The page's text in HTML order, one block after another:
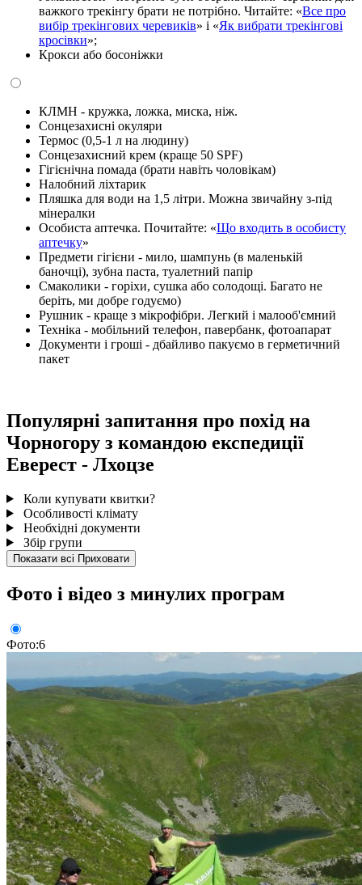
важкого трекінгу брати не потрібно. Читайте: «Все про
вибір трекінгових черевиків» і «Як вибрати трекінгові
кросівки»;
Крокси або босоніжки
КЛМН - кружка, ложка, миска, ніж.
Сонцезахисні окуляри
Термос (0,5-1 л на людину)
Сонцезахисний крем (краще 50 SPF)
Гігієнічна помада (брати навіть чоловікам)
Налобний ліхтарик
Пляшка для води на 1,5 літри. Можна звичайну з-під
мінералки
Особиста аптечка. Почитайте: «Що входить в особисту
аптечку»
Предмети гігієни - мило, шампунь (в маленькій
баночці), зубна паста, туалетний папір
Смаколики - горіхи, сушка або солодощі. Багато не
беріть, ми добре годуємо)
Рушник - краще з мікрофібри. Легкий і малооб'ємний
Техніка - мобільний телефон, павербанк, фотоапарат
Документи і гроші - дбайливо пакуємо в герметичний
пакет
Популярні запитання про похід на
Чорногору з командою експедиції
Еверест - Лхоцзе
Коли купувати квитки?
Особливості клімату
Необхідні документи
Збір групи
Показати всі Приховати
Фото і відео з минулих програм
Фото:6